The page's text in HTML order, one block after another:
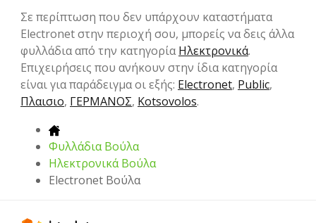
Σε περίπτωση που δεν υπάρχουν καταστήματα
Electronet στην περιοχή σου, μπορείς να δεις άλλα
φυλλάδια από την κατηγορίαHλεκτρονικά.
Επιχειρήσεις που ανήκουν στην ίδια κατηγορία
είναι για παράδειγμα οι εξής: Electronet, Public,
Πλαισιο, ΓΕΡΜΑΝΟΣ, Kotsovolos.
Φυλλάδια Βούλα
Hλεκτρονικά Βούλα
Electronet Βούλα